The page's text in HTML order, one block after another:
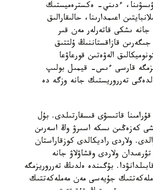
ءدىني- ەكسترەميستىك
اعىمدارىنا، حالىقارالىق
ىشكى قاتەرلەر مەن قىر
قازاقستاننىڭ ۇلتتىق
الەۋەتىن قورعاۋعا
قارسى ءىس- قيمىل بولىپ
تەرروريستىك جانە وزگە دە
قاتىسۋى قىسقارتىلدى. بۇل
كەزەڭىن ىسكە اسىرۋ وڭ اسەرىن
ورالدى. ولاردى راديكالدى كوزقاراستان
ولاردى وقشاۋلاۋ جانە
بۇگىندە ەلدىڭ تەرروريزمگە
جۇيەسى مەن مەملەكەتتىك